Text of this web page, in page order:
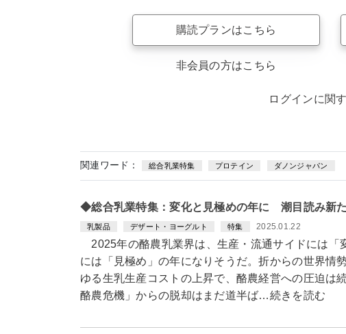
購読プランはこちら
非会員の方はこちら
ログインに関
関連ワード： 総合乳業特集 プロテイン ダノンジャパン
◆総合乳業特集：変化と見極めの年に 潮目読み新
乳製品 デザート・ヨーグルト 特集 2025.01.22
2025年の酪農乳業界は、生産・流通サイドには「
には「見極め」の年になりそうだ。折からの世界情
ゆる生乳生産コストの上昇で、酪農経営への圧迫は
酪農危機」からの脱却はまだ道半ば…続きを読む